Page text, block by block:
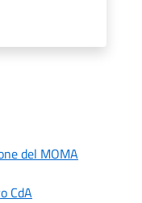
del MOMA
CdA